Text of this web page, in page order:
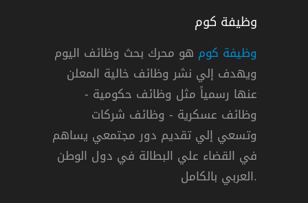
وظيفة كوم
وظيفة كوم هو محرك بحث وظائف اليوم
ويهدف إلي نشر وظائف خالية المعلن
عنها رسمياً مثل وظائف حكومية -
وظائف عسكرية - وظائف شركات
وتسعي إلي تقديم دور مجتمعي يساهم
في القضاء علي البطالة في دول الوطن
العربي بالكامل.